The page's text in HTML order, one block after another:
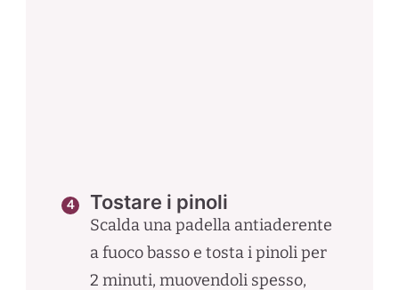
Tostare i pinoli
Scalda una padella antiaderente
a fuoco basso e tosta i pinoli per
2 minuti, muovendoli spesso,